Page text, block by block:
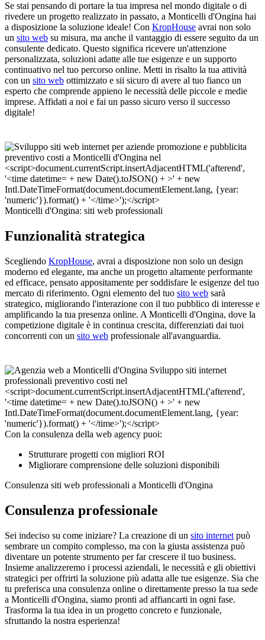
Se stai pensando di portare la tua impresa nel mondo digitale o di
rivedere un progetto realizzato in passato, a Monticelli d'Ongina hai
a disposizione la soluzione ideale! Con KropHouse avrai non solo
un sito web su misura, ma anche il vantaggio di essere seguito da un
consulente dedicato. Questo significa ricevere un'attenzione
personalizzata, soluzioni adatte alle tue esigenze e un supporto
continuativo nel tuo percorso online. Metti in risalto la tua attività
con un sito web ottimizzato e sii sicuro di avere al tuo fianco un
esperto che comprende appieno le necessità delle piccole e medie
imprese. Affidati a noi e fai un passo sicuro verso il successo
digitale!
Monticelli d'Ongina: siti web professionali
Funzionalità strategica
Scegliendo KropHouse, avrai a disposizione non solo un design
moderno ed elegante, ma anche un progetto altamente performante
ed efficace, pensato appositamente per soddisfare le esigenze del tuo
mercato di riferimento. Ogni elemento del tuo sito web sarà
strategico, migliorando l'interazione con il tuo pubblico di interesse e
amplificando la tua presenza online. A Monticelli d'Ongina, dove la
competizione digitale è in continua crescita, differenziati dai tuoi
concorrenti con un sito web professionale all'avanguardia.
Con la consulenza della web agency puoi:
Strutturare progetti con migliori ROI
Migliorare comprensione delle soluzioni disponibili
Consulenza siti web professionali a Monticelli d'Ongina
Consulenza professionale
Sei indeciso su come iniziare? La creazione di un sito internet può
sembrare un compito complesso, ma con la giusta assistenza può
diventare un potente strumento per far crescere il tuo business.
Insieme analizzeremo i processi aziendali, le necessità e gli obiettivi
strategici per offrirti la soluzione più adatta alle tue esigenze. Sia che
tu preferisca una consulenza online o direttamente presso la tua sede
a Monticelli d'Ongina, siamo pronti ad affiancarti in ogni fase.
Trasforma la tua idea in un progetto concreto e funzionale,
sfruttando la nostra esperienza!